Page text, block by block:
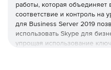
работы, которая объединяет
соответствие и контроль на
для Business Server 2019
использовать Skype для
упрощая использование